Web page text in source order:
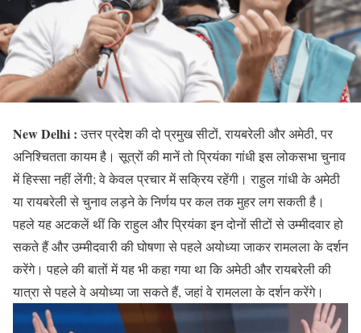
New Delhi :उत्तर प्रदेश की दो प्रमुख सीटों, रायबरेली और अमेठी, पर
अनिश्चितता कायम है। सूत्रों की मानें तो प्रियंका गांधी इस लोकसभा चुनाव
में हिस्सा नहीं लेंगी; वे केवल प्रचार में सक्रिय रहेंगी। राहुल गांधी के अमेठी
या रायबरेली से चुनाव लड़ने के निर्णय पर कल तक मुहर लग सकती है।
पहले यह अटकलें थीं कि राहुल और प्रियंका इन दोनों सीटों से उम्मीदवार हो
सकते हैं और उम्मीदवारी की घोषणा से पहले अयोध्या जाकर रामलला के दर्शन
करेंगे। पहले की बातों में यह भी कहा गया था कि अमेठी और रायबरेली की
यात्रा से पहले वे अयोध्या जा सकते हैं, जहां वे रामलला के दर्शन करेंगे।